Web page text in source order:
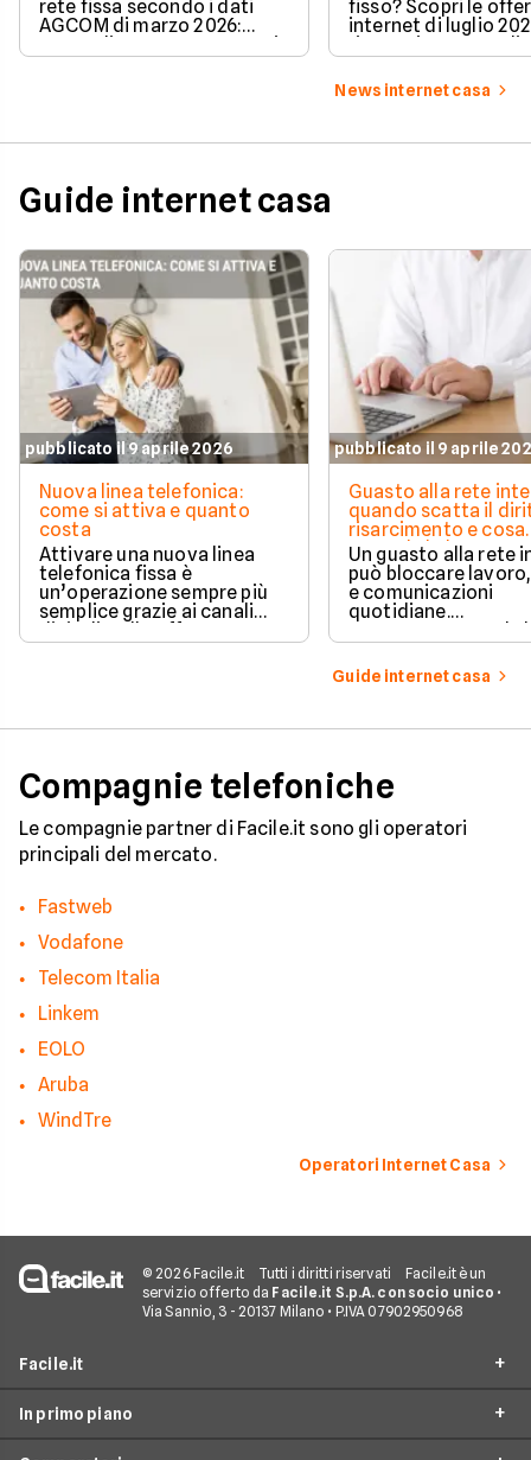
rete fissa secondo i dati
AGCOM di marzo 2026:
quote di mercato, sorpassi
e new entry.
fisso? Scopri le
internet di luglio
risparmiare e
tariffa perfetta per
News internet casa
Guide internet casa
pubblicato il 9 aprile 2026
Nuova linea telefonica:
come si attiva e quanto
costa
Attivare una nuova linea
telefonica fissa è
un’operazione sempre più
semplice grazie ai canali
digitali e alle offerte
integrate con internet casa.
pubblicato il 9 aprile
Guasto alla rete
quando scatta il
risarcimento e cosa
prevede la legge
Un guasto alla rete
può bloccare
e comunicazioni
quotidiane.
Fortunatamente, la
prevede strumenti
per ottenere un
risarcimento in
Guide internet casa
Compagnie telefoniche
Le compagnie partner di Facile.it sono gli operatori
principali del mercato.
Fastweb
Vodafone
Telecom Italia
Linkem
EOLO
Aruba
WindTre
Operatori Internet Casa
© 2026 Facile.it Tutti i diritti riservati
Facile.it è un
servizio offerto da Facile.it S.p.A. con socio unico •
Via Sannio, 3 - 20137 Milano • P.IVA 07902950968
Facile.it
Assicurazioni
In primo piano